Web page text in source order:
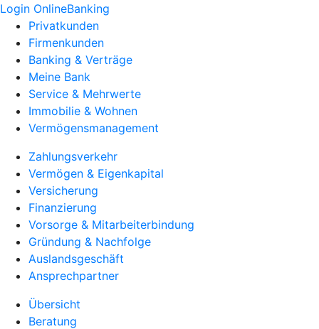
Login OnlineBanking
Privatkunden
Firmenkunden
Banking & Verträge
Meine Bank
Service & Mehrwerte
Immobilie & Wohnen
Vermögensmanagement
Zahlungsverkehr
Vermögen & Eigenkapital
Versicherung
Finanzierung
Vorsorge & Mitarbeiterbindung
Gründung & Nachfolge
Auslandsgeschäft
Ansprechpartner
Übersicht
Beratung